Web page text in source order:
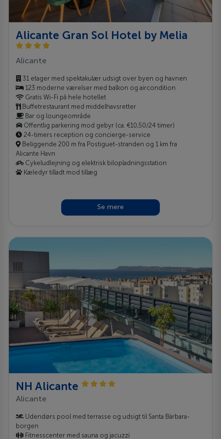
Alicante Gran Sol Hotel by Melia
Alicante
31 etager med spektakulær udsigt over byen og havnen
123 moderne værelser med balkon og aircondition
Gratis Wi-Fi på hele hotellet
Buffetrestaurant med middelhavsretter
Bar og loungeområde
Offentlig parkering mod gebyr (ca. €10,50/24 timer)
24-timers reception og concierge-service
Beliggende 200 m fra Postiguet-stranden og 1 km fra
Alicante Havn
Cykeludlejning og elektrisk bilopladningsstation
Kæledyr tilladt mod tillæg
Se mere
NH Alicante
Alicante
Udendørs pool med terrasse og udsigt til Santa Bárbara-
borgen
Fitnesscenter med sauna og jacuzzi